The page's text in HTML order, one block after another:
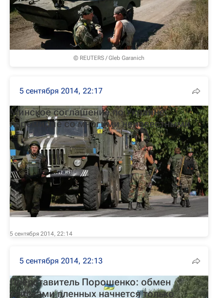
© REUTERS / Gleb Garanich
5 сентября 2014, 22:17
5 сентября 2014, 22:14
Минское соглашение по Украине:
перемирие со многими неизвестными
5 сентября 2014, 22:13
Представитель Порошенко: обмен
списками пленных начнется только